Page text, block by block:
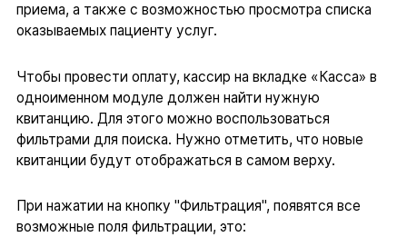
приема, а также с возможностью просмотра списка
оказываемых пациенту услуг.
Чтобы провести оплату, кассир на вкладке «Касса» в
одноименном модуле должен найти нужную
квитанцию. Для этого можно воспользоваться
фильтрами для поиска. Нужно отметить, что новые
квитанции будут отображаться в самом верху.
При нажатии на кнопку "Фильтрация", появятся все
возможные поля фильтрации, это: